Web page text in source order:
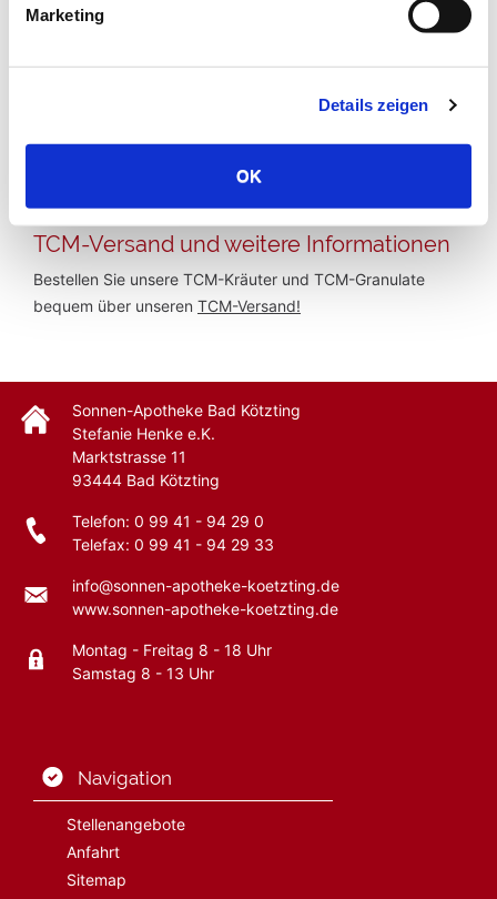
Marketing
Details zeigen
OK
20 min.
empfohlene Tagesdosis:
Keine Beschreibung vorhanden.
TCM-Versand und weitere Informationen
Bestellen Sie unsere TCM-Kräuter und TCM-Granulate
bequem über unseren TCM-Versand!
Sonnen-Apotheke Bad Kötzting
Stefanie Henke e.K.
Marktstrasse 11
93444 Bad Kötzting
Telefon: 0 99 41 - 94 29 0
Telefax: 0 99 41 - 94 29 33
info@sonnen-apotheke-koetzting.de
www.sonnen-apotheke-koetzting.de
Montag - Freitag 8 - 18 Uhr
Samstag 8 - 13 Uhr
Navigation
Stellenangebote
Anfahrt
Sitemap